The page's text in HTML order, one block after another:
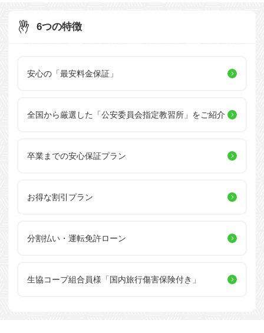
6つの特徴
安心の「最安料金保証」
全国から厳選した 「公安委員会指定教習所」をご紹介
卒業までの安心保証プラン
お得な割引プラン
分割払い・運転免許ローン
生協コープ組合員様 「国内旅行傷害保険付き」